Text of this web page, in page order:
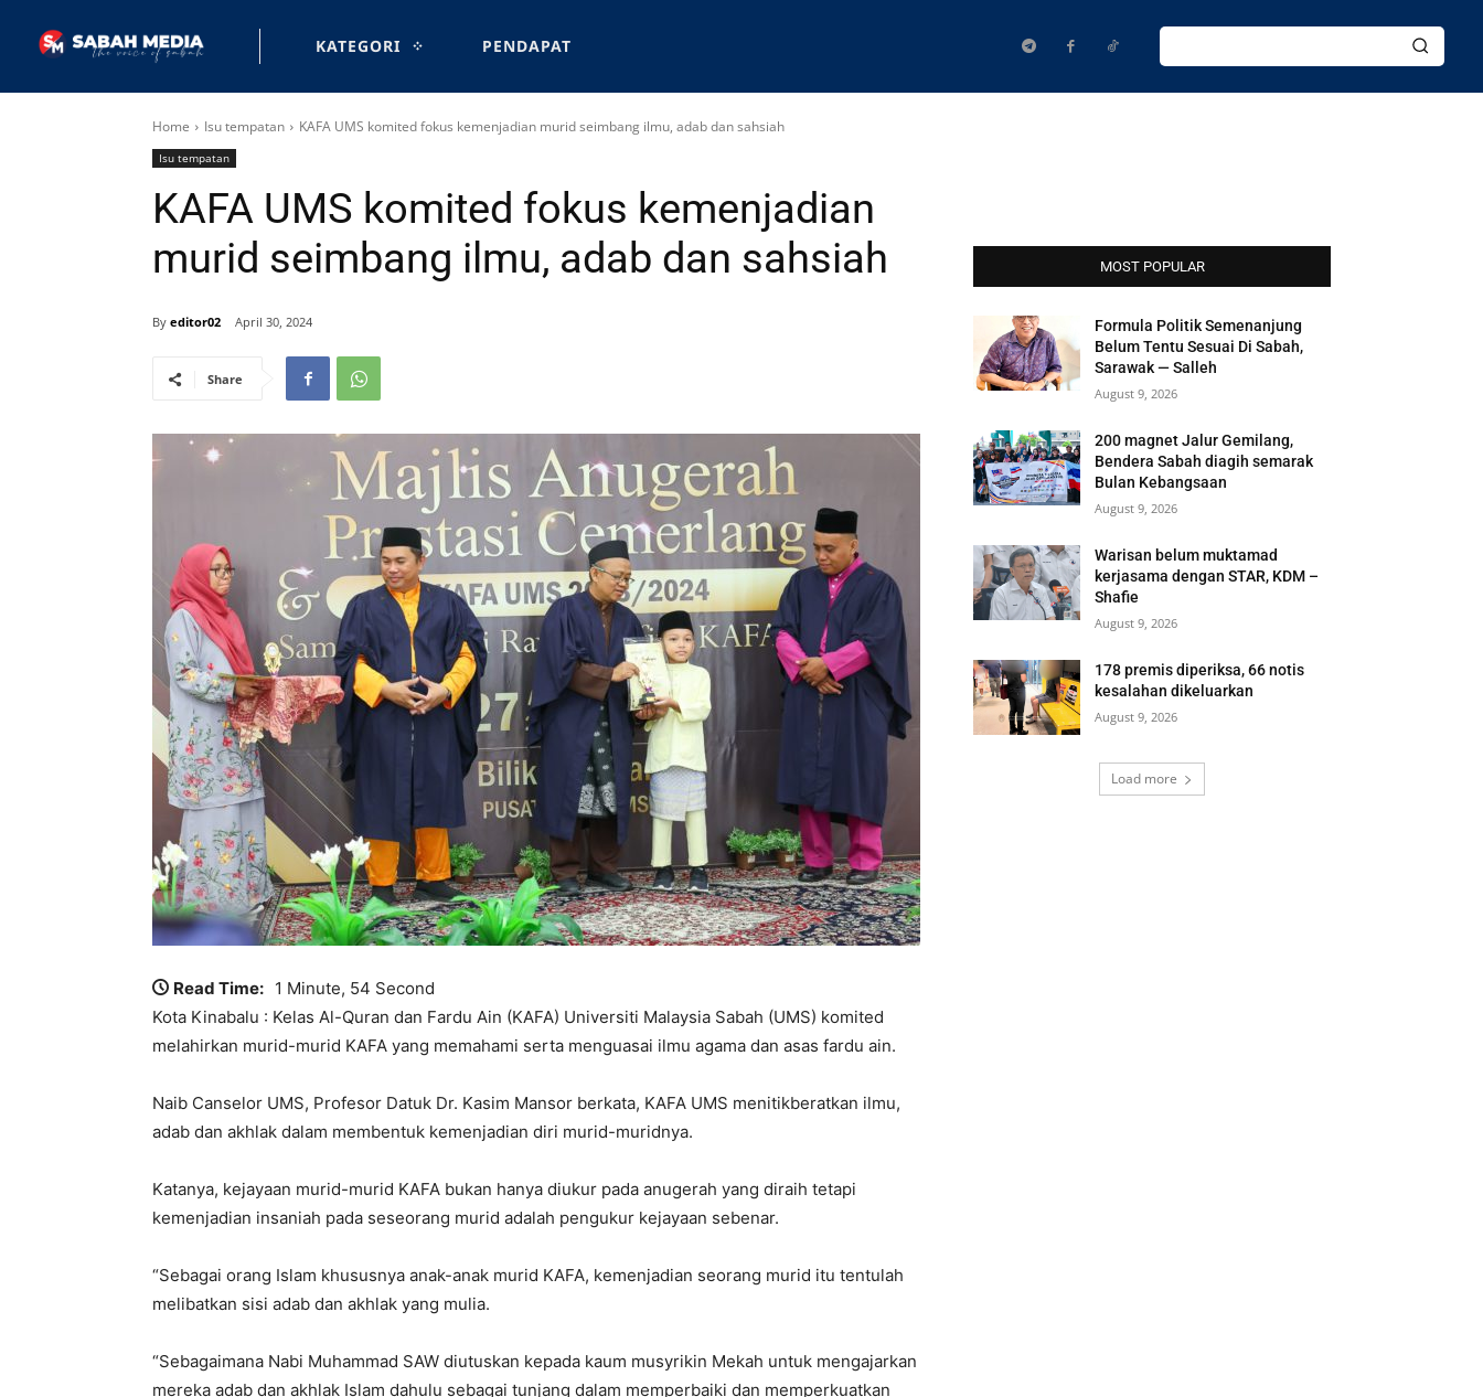
KATEGORI PENDAPAT
Home Isu tempatan KAFA UMS komited fokus kemenjadian murid seimbang ilmu, adab dan sahsiah
Isu tempatan
KAFA UMS komited fokus kemenjadian
murid seimbang ilmu, adab dan sahsiah
By editor02 April 30, 2024
Share
Read Time: 1 Minute, 54 Second
Kota Kinabalu : Kelas Al-Quran dan Fardu Ain (KAFA) Universiti Malaysia Sabah (UMS) komited
melahirkan murid-murid KAFA yang memahami serta menguasai ilmu agama dan asas fardu ain.
Naib Canselor UMS, Profesor Datuk Dr. Kasim Mansor berkata, KAFA UMS menitikberatkan ilmu,
adab dan akhlak dalam membentuk kemenjadian diri murid-muridnya.
Katanya, kejayaan murid-murid KAFA bukan hanya diukur pada anugerah yang diraih tetapi
kemenjadian insaniah pada seseorang murid adalah pengukur kejayaan sebenar.
“Sebagai orang Islam khususnya anak-anak murid KAFA, kemenjadian seorang murid itu tentulah
melibatkan sisi adab dan akhlak yang mulia.
“Sebagaimana Nabi Muhammad SAW diutuskan kepada kaum musyrikin Mekah untuk mengajarkan
mereka adab dan akhlak Islam dahulu sebagai tunjang dalam memperbaiki dan memperkuatkan
MOST POPULAR
Formula Politik Semenanjung
Belum Tentu Sesuai Di Sabah,
Sarawak — Salleh
August 9, 2026
200 magnet Jalur Gemilang,
Bendera Sabah diagih semarak
Bulan Kebangsaan
August 9, 2026
Warisan belum muktamad
kerjasama dengan STAR, KDM –
Shafie
August 9, 2026
178 premis diperiksa, 66 notis
kesalahan dikeluarkan
August 9, 2026
Load more